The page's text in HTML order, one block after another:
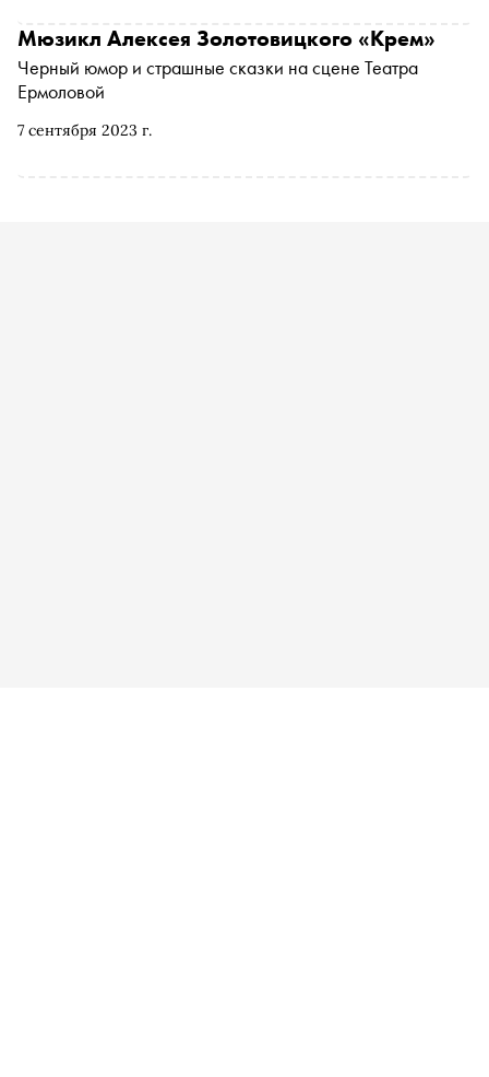
бременские» и поговорил с авторами нового проекта
7 сентября 2023 г.
Мюзикл Алексея Золотовицкого «Крем»
Черный юмор и страшные сказки на сцене Театра
Ермоловой